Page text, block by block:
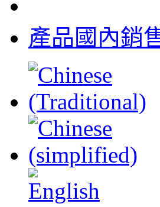
產品國內銷